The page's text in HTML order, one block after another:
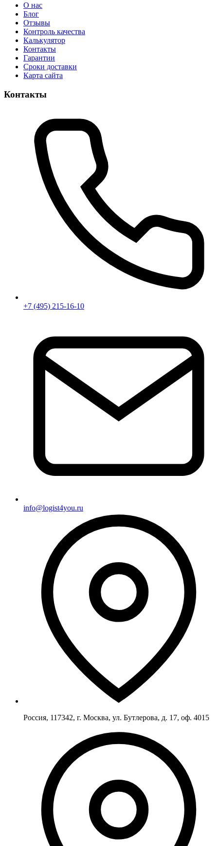
О нас
Блог
Отзывы
Контроль качества
Калькулятор
Контакты
Гарантии
Сроки доставки
Карта сайта
Контакты
+7 (495) 215-16-10
info@logist4you.ru
Россия, 117342, г. Москва, ул. Бутлерова, д. 17, оф. 4015